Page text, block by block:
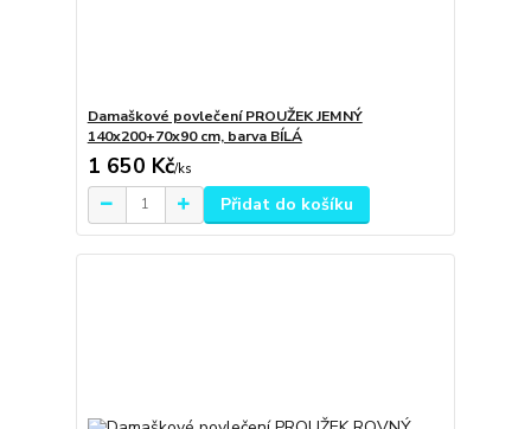
Damaškové povlečení PROUŽEK JEMNÝ
140x200+70x90 cm, barva BÍLÁ
1 650 Kč/ks
Přidat do košíku